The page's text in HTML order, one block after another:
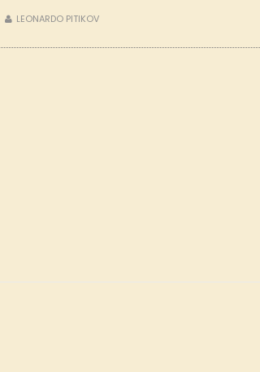
LEONARDO PITIKOV